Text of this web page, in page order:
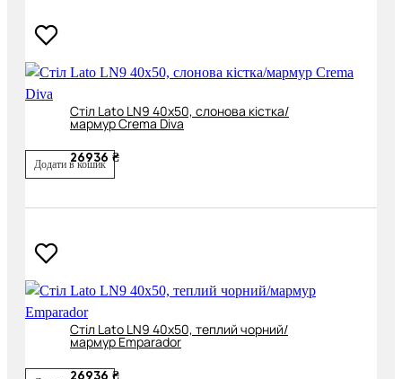
Cтіл Lato LN9 40х50, слонова кістка/
мармур Crema Diva
26936 ₴
Додати в кошик
Cтіл Lato LN9 40х50, теплий чорний/
мармур Emparador
26936 ₴